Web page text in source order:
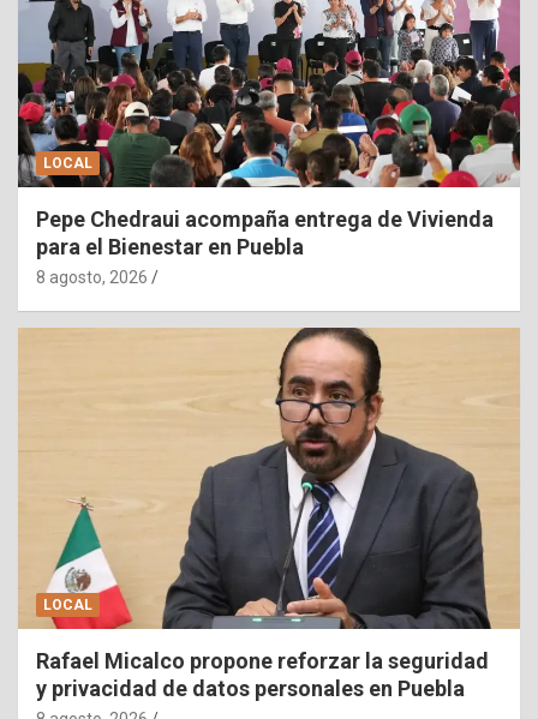
LOCAL
Pepe Chedraui acompaña entrega de Vivienda
para el Bienestar en Puebla
8 agosto, 2026
LOCAL
Rafael Micalco propone reforzar la seguridad
y privacidad de datos personales en Puebla